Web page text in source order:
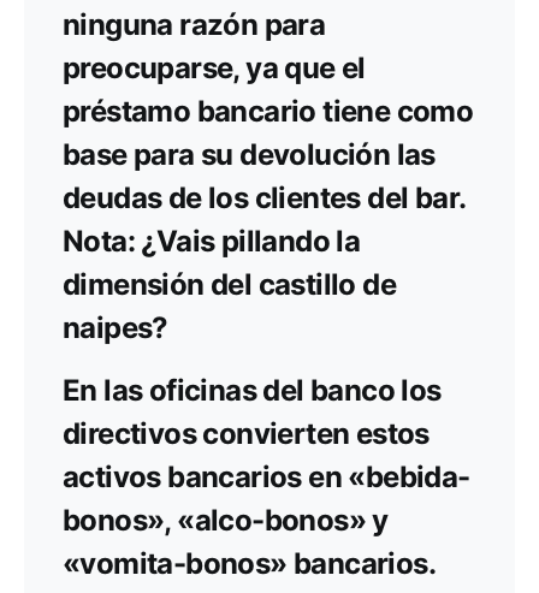
ninguna razón para
preocuparse, ya que el
préstamo bancario tiene como
base para su devolución las
deudas de los clientes del bar.
Nota: ¿Vais pillando la
dimensión del castillo de
naipes?
En las oficinas del banco los
directivos convierten estos
activos bancarios en «bebida-
bonos», «alco-bonos» y
«vomita-bonos» bancarios.